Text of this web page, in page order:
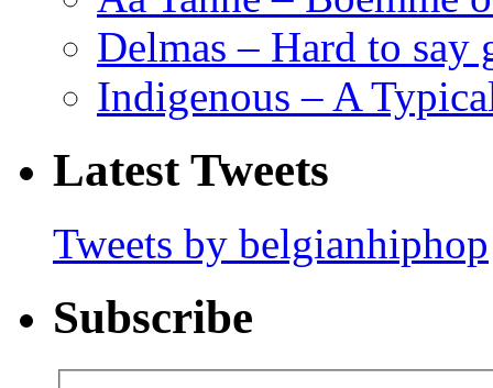
Delmas – Hard to say
Indigenous – A
Latest Tweets
Tweets by belgianhiphop
Subscribe